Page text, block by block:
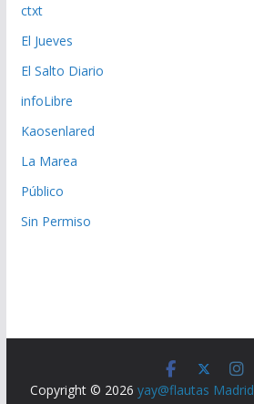
ctxt
El Jueves
El Salto Diario
infoLibre
Kaosenlared
La Marea
Público
Sin Permiso
Copyright © 2026 yay@flautas Madrid